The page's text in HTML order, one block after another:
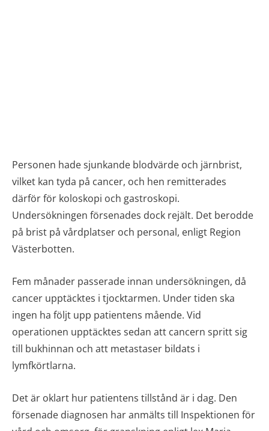
Personen hade sjunkande blodvärde och järnbrist,
vilket kan tyda på cancer, och hen remitterades
därför för koloskopi och gastroskopi.
Undersökningen försenades dock rejält. Det berodde
på brist på vårdplatser och personal, enligt Region
Västerbotten.
Fem månader passerade innan undersökningen, då
cancer upptäcktes i tjocktarmen. Under tiden ska
ingen ha följt upp patientens mående. Vid
operationen upptäcktes sedan att cancern spritt sig
till bukhinnan och att metastaser bildats i
lymfkörtlarna.
Det är oklart hur patientens tillstånd är i dag. Den
försenade diagnosen har anmälts till Inspektionen för